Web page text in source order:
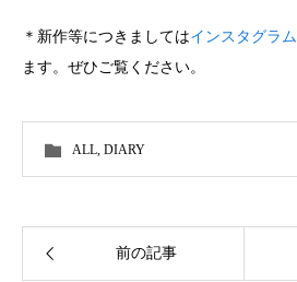
＊新作等につきましてはインスタグラム
ます。ぜひご覧ください。
ALL, DIARY
前の記事